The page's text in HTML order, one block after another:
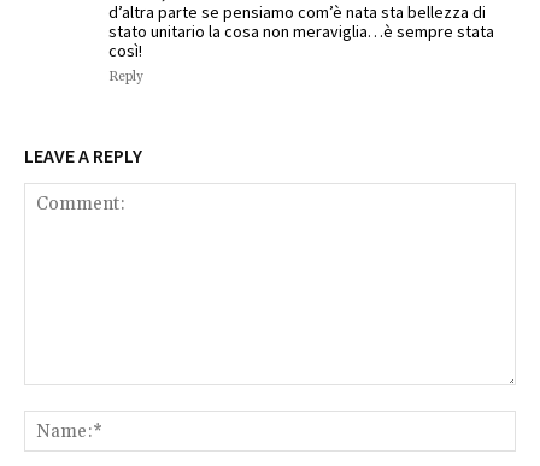
d’altra parte se pensiamo com’è nata sta bellezza di
stato unitario la cosa non meraviglia…è sempre stata
così!
Reply
LEAVE A REPLY